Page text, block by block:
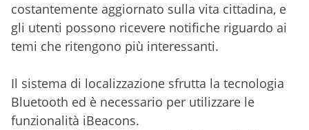
costantemente aggiornato sulla vita cittadina, e
gli utenti possono ricevere notifiche riguardo ai
temi che ritengono più interessanti.
Il sistema di localizzazione sfrutta la tecnologia
Bluetooth ed è necessario per utilizzare le
funzionalità iBeacons.